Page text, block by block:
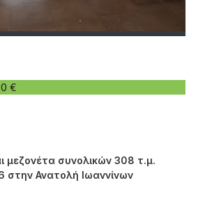
€
μεζονέτα συνολικών 308 τ.μ.
στην Ανατολή Ιωαννίνων